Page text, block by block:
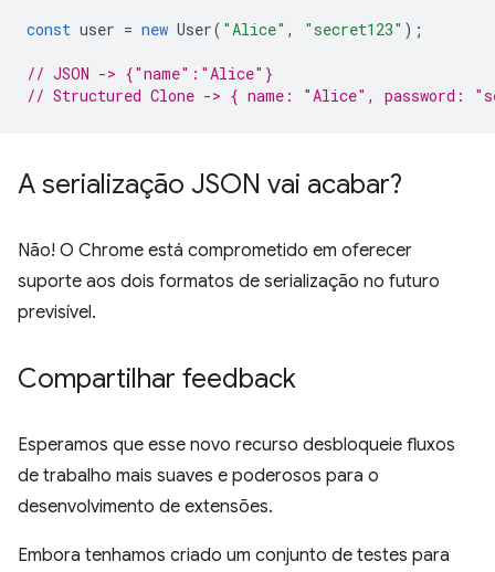
const user = new User( "Alice" , "secret123" );
// JSON -> {"name":"Alice"}
// Structured Clone -> { name: "Alice", password:
A serialização JSON vai acabar?
Não! O Chrome está comprometido em oferecer
suporte aos dois formatos de serialização no futuro
previsível.
Compartilhar feedback
Esperamos que esse novo recurso desbloqueie fluxos
de trabalho mais suaves e poderosos para o
desenvolvimento de extensões.
Embora tenhamos criado um conjunto de testes para